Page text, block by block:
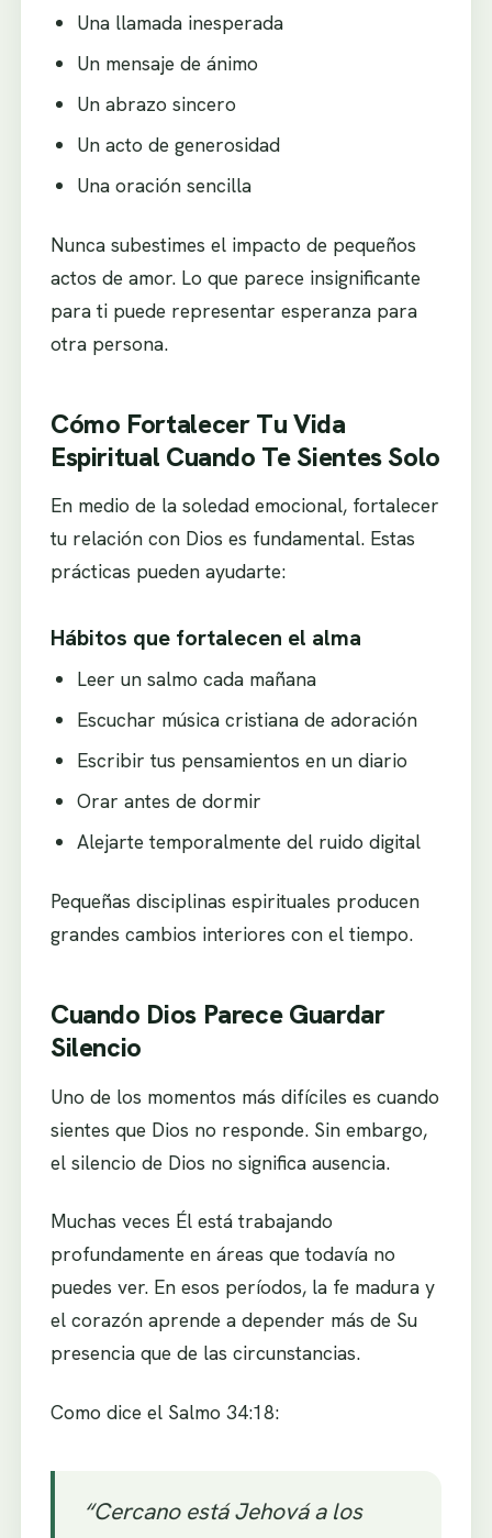
Una llamada inesperada
Un mensaje de ánimo
Un abrazo sincero
Un acto de generosidad
Una oración sencilla
Nunca subestimes el impacto de pequeños
actos de amor. Lo que parece insignificante
para ti puede representar esperanza para
otra persona.
Cómo Fortalecer Tu Vida
Espiritual Cuando Te Sientes Solo
En medio de la soledad emocional, fortalecer
tu relación con Dios es fundamental. Estas
prácticas pueden ayudarte:
Hábitos que fortalecen el alma
Leer un salmo cada mañana
Escuchar música cristiana de adoración
Escribir tus pensamientos en un diario
Orar antes de dormir
Alejarte temporalmente del ruido digital
Pequeñas disciplinas espirituales producen
grandes cambios interiores con el tiempo.
Cuando Dios Parece Guardar
Silencio
Uno de los momentos más difíciles es cuando
sientes que Dios no responde. Sin embargo,
el silencio de Dios no significa ausencia.
Muchas veces Él está trabajando
profundamente en áreas que todavía no
puedes ver. En esos períodos, la fe madura y
el corazón aprende a depender más de Su
presencia que de las circunstancias.
Como dice el Salmo 34:18:
“Cercano está Jehová a los